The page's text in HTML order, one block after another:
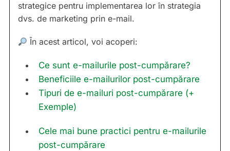
strategice pentru implementarea lor în strategia
dvs. de marketing prin e-mail.
În acest articol, voi acoperi:
Ce sunt e-mailurile post-cumpărare?
Beneficiile e-mailurilor post-cumpărare
Tipuri de e-mailuri post-cumpărare (+
Exemple)
Cele mai bune practici pentru e-mailurile
post-cumpărare